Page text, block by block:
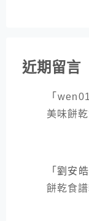
近期留言
「
美味餅
「劉安皓
餅乾食